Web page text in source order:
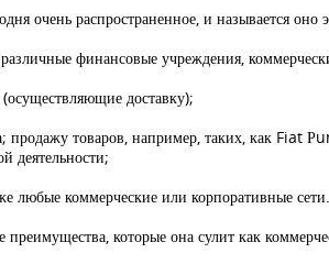
очень распространенное, и называется
финансовые учреждения,
доставку);
товаров, например, таких, как Fiat
деятельности;
любые коммерческие или корпоративные сети.
которые она сулит как